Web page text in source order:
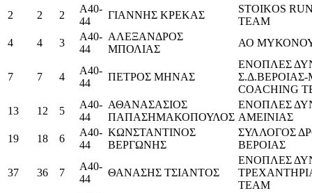
2
2 2
Α40-
44
ΓΙΑΝΝΗΣ ΚΡΕΚΑΣ
STOIKOS
TEAM
4
4 3
Α40-
44
ΑΛΕΞΑΝΔΡΟΣ
ΜΠΟΛΙΑΣ
ΑΟ
7 7 4
Α40-
44
ΠΕΤΡΟΣ ΜΗΝΑΣ
ΕΝΟΠΛΕΣ
Σ.Δ.ΒΕΡΟΙΑΣ-
COACHING
13
12 5
Α40-
44
ΑΘΑΝΑΣΑΣΙΟΣ
ΠΑΠΑΣΗΜΑΚΟΠΟΥΛΟΣ
ΕΝΟΠΛΕΣ
ΑΜΕΙΝΙΑΣ
19
18 6
Α40-
44
ΚΩΝΣΤΑΝΤΙΝΟΣ
ΒΕΡΓΩΝΗΣ
ΣΥΛΛΟΓΟΣ
ΒΕΡΟΙΑΣ
37 36 7
Α40-
44
ΘΑΝΑΣΗΣ ΤΣΙΑΝΤΟΣ
ΕΝΟΠΛΕΣ
TEAM